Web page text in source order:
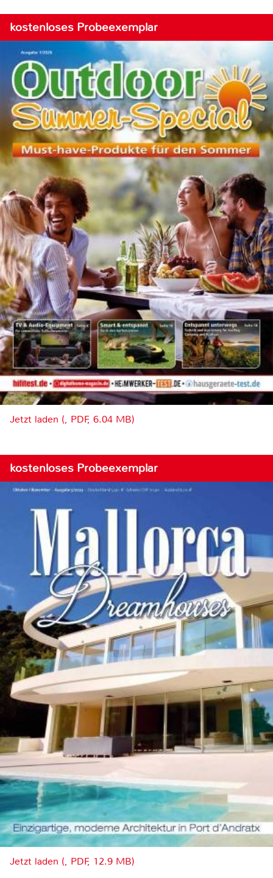
kostenloses Probeexemplar
Jetzt laden (, PDF, 6.04 MB)
kostenloses Probeexemplar
Jetzt laden (, PDF, 12.9 MB)